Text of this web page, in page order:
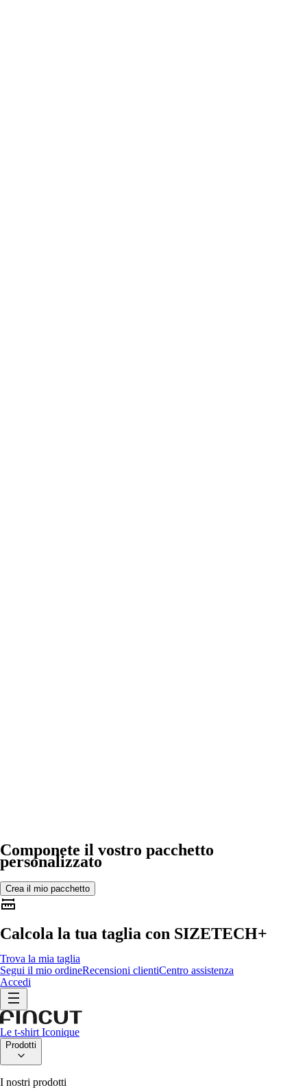
Componete il vostro pacchetto
personalizzato
Crea il mio pacchetto
Calcola la tua taglia con SIZETECH+
Trova la mia taglia
Segui il mio ordineRecensioni clientiCentro assistenza
Accedi
Le t-shirt Iconique
Prodotti
I nostri prodotti